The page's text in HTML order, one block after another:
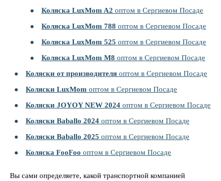
Коляска LuxMom A2 оптом в Сергиевом Посаде
Коляска LuxMom 788 оптом в Сергиевом Посаде
Коляска LuxMom 525 оптом в Сергиевом Посаде
Коляска LuxMom M8 оптом в Сергиевом Посаде
Коляски от производителя оптом в Сергиевом Посаде
Коляски LuxMom оптом в Сергиевом Посаде
Коляски JOYOY NEW 2024 оптом в Сергиевом Посаде
Коляски Baballo 2024 оптом в Сергиевом Посаде
Коляски Baballo 2025 оптом в Сергиевом Посаде
Коляска FooFoo оптом в Сергиевом Посаде
Вы сами определяете, какой транспортной компанией